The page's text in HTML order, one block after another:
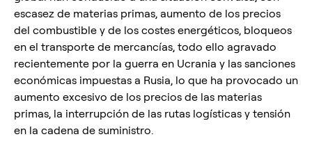
escasez de materias primas, aumento de los precios
del combustible y de los costes energéticos, bloqueos
en el transporte de mercancías, todo ello agravado
recientemente por la guerra en Ucrania y las sanciones
económicas impuestas a Rusia, lo que ha provocado un
aumento excesivo de los precios de las materias
primas, la interrupción de las rutas logísticas y tensión
en la cadena de suministro.